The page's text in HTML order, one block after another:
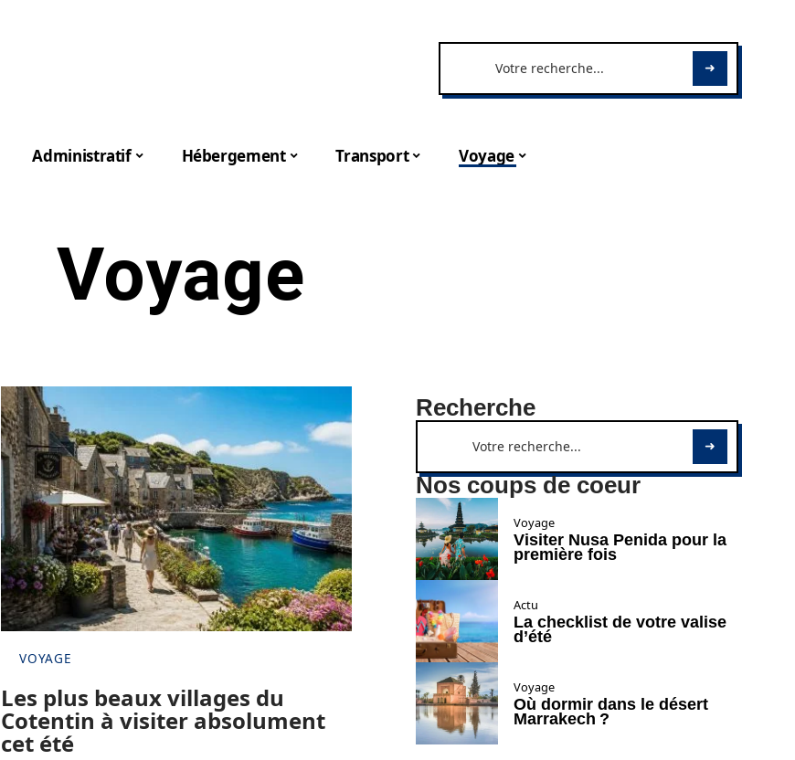
Administratif Hébergement Transport Voyage
Voyage
VOYAGE
Les plus beaux villages du
Cotentin à visiter absolument
cet été
Recherche
Nos coups de coeur
Voyage
Visiter Nusa Penida pour la
première fois
Actu
La checklist de votre valise
d’été
Voyage
Où dormir dans le désert
Marrakech ?